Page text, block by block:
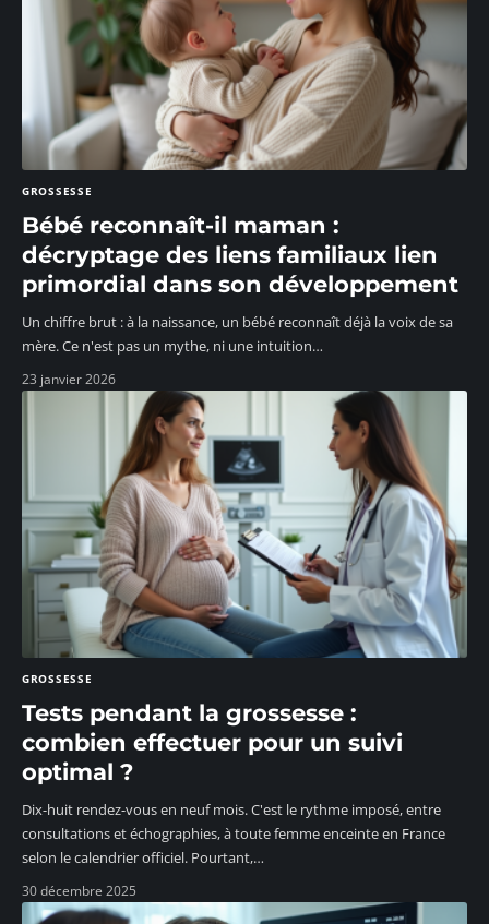
GROSSESSE
Bébé reconnaît-il maman :
décryptage des liens familiaux lien
primordial dans son développement
Un chiffre brut : à la naissance, un bébé reconnaît déjà la voix de sa
mère. Ce n'est pas un mythe, ni une intuition…
23 janvier 2026
GROSSESSE
Tests pendant la grossesse :
combien effectuer pour un suivi
optimal ?
Dix-huit rendez-vous en neuf mois. C'est le rythme imposé, entre
consultations et échographies, à toute femme enceinte en France
selon le calendrier officiel. Pourtant,…
30 décembre 2025